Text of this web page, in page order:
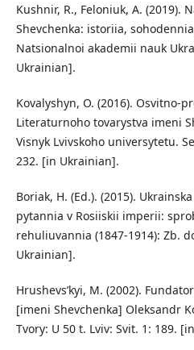
Kushnir, R., Feloniuk, A. (2019).
Shevchenka: istoriia,
Natsionalnoi akademii nauk
Ukrainian].
Kovalyshyn, O. (2016). Osvitno-
Literaturnoho tovarystva imeni
Visnyk Lvivskoho universytetu.
232. [in Ukrainian].
Boriak, H. (Ed.). (2015).
pytannia v Rosiiskii imperii:
rehuliuvannia (1847-1914): Zb.
Ukrainian].
Hrushevs’kyi, M. (2002).
[imeni Shevchenka] Oleksandr
Tvory: U 50 t. Lviv: Svit. 1: 189.